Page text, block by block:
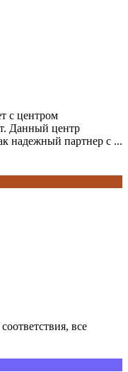
с центром
Данный центр
надежный партнер с ...
все